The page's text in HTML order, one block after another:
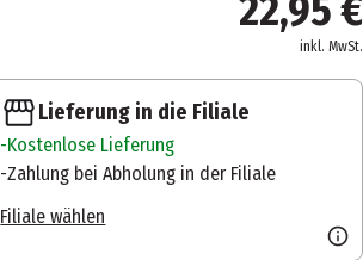
22,95 €
inkl. MwSt.
Lieferung in die Filiale
Kostenlose Lieferung
Zahlung bei Abholung in der Filiale
Filiale wählen